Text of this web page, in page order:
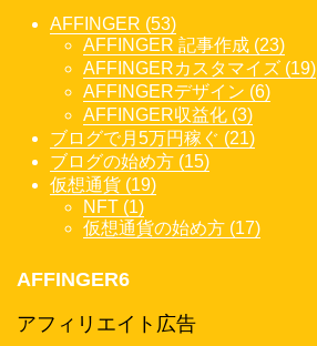
AFFINGER (53)
AFFINGER 記事作成 (23)
AFFINGERカスタマイズ (19)
AFFINGERデザイン (6)
AFFINGER収益化 (3)
ブログで月5万円稼ぐ (21)
ブログの始め方 (15)
仮想通貨 (19)
NFT (1)
仮想通貨の始め方 (17)
AFFINGER6
アフィリエイト広告